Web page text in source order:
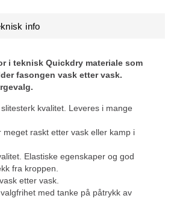
i teknisk Quickdry materiale som
fasongen vask etter vask.
kvalitet. Leveres i mange
meget raskt etter vask eller kamp i
Elastiske egenskaper og god
fra kroppen.
etter vask.
med tanke på påtrykk av